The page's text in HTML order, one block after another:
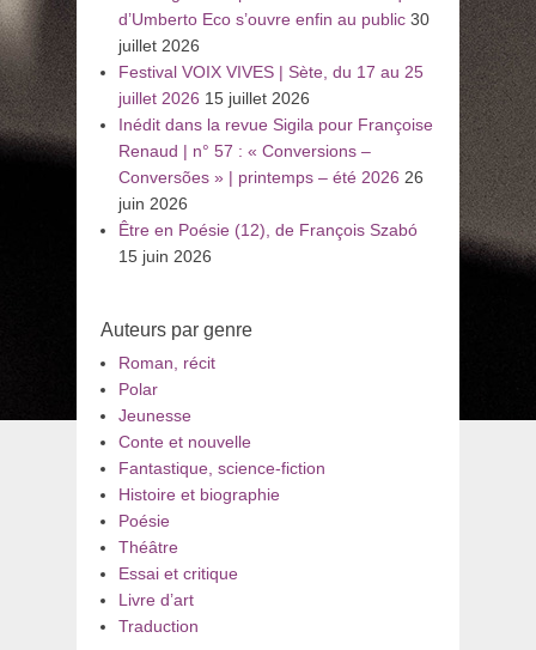
d’Umberto Eco s’ouvre enfin au public 30
juillet 2026
Festival VOIX VIVES | Sète, du 17 au 25
juillet 2026 15 juillet 2026
Inédit dans la revue Sigila pour Françoise
Renaud | n° 57 : « Conversions –
Conversões » | printemps – été 2026 26
juin 2026
Être en Poésie (12), de François Szabó
15 juin 2026
Auteurs par genre
Roman, récit
Polar
Jeunesse
Conte et nouvelle
Fantastique, science-fiction
Histoire et biographie
Poésie
Théâtre
Essai et critique
Livre d’art
Traduction